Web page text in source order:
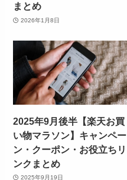
まとめ
2026年1月8日
2025年9月後半【楽天お買
い物マラソン】キャンペー
ン・クーポン・お役立ちリ
ンクまとめ
2025年9月19日